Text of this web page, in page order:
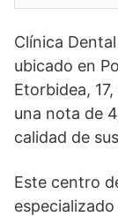
Clínica
ubicado en
Etorbidea,
una nota de
calidad de
Este centro